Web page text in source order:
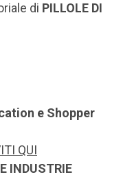
di PILLOLE DI
e Shopper
QUI
INDUSTRIE